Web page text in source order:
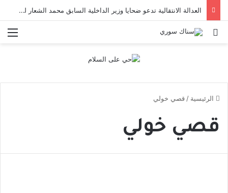
العدالة الانتقالية تدعو ضحايا وزير الداخلية السابق محمد الشعار لتقديم إفاداتهم
بحث عن
الرئيسية / قصي خولي
قصي خولي